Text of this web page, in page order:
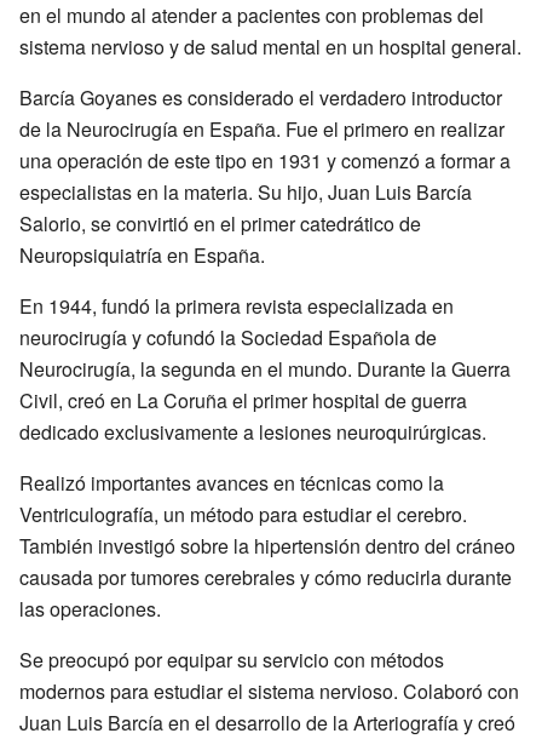
en el mundo al atender a pacientes con problemas del
sistema nervioso y de salud mental en un hospital general.
Barcía Goyanes es considerado el verdadero introductor
de la Neurocirugía en España. Fue el primero en realizar
una operación de este tipo en 1931 y comenzó a formar a
especialistas en la materia. Su hijo, Juan Luis Barcía
Salorio, se convirtió en el primer catedrático de
Neuropsiquiatría en España.
En 1944, fundó la primera revista especializada en
neurocirugía y cofundó la Sociedad Española de
Neurocirugía, la segunda en el mundo. Durante la Guerra
Civil, creó en La Coruña el primer hospital de guerra
dedicado exclusivamente a lesiones neuroquirúrgicas.
Realizó importantes avances en técnicas como la
Ventriculografía, un método para estudiar el cerebro.
También investigó sobre la hipertensión dentro del cráneo
causada por tumores cerebrales y cómo reducirla durante
las operaciones.
Se preocupó por equipar su servicio con métodos
modernos para estudiar el sistema nervioso. Colaboró con
Juan Luis Barcía en el desarrollo de la Arteriografía y creó